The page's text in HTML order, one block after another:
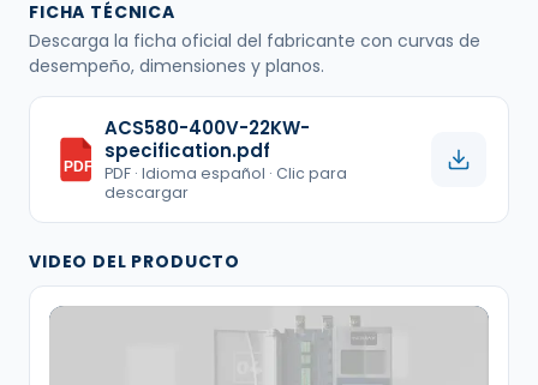
FICHA TÉCNICA
Descarga la ficha oficial del fabricante con curvas de
desempeño, dimensiones y planos.
PDF
ACS580-400V-22KW-
specification.pdf
PDF · Idioma español · Clic para
descargar
VIDEO DEL PRODUCTO